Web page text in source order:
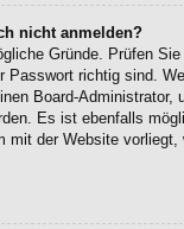
nicht anmelden?
Gründe. Prüfen
Passwort richtig sind.
Board-Administrator,
Es ist ebenfalls
mit der Website